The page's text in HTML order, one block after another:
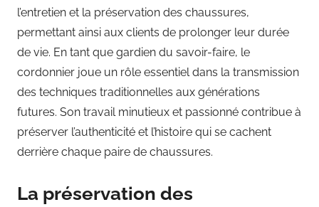
l’entretien et la préservation des chaussures,
permettant ainsi aux clients de prolonger leur durée
de vie. En tant que gardien du savoir-faire, le
cordonnier joue un rôle essentiel dans la transmission
des techniques traditionnelles aux générations
futures. Son travail minutieux et passionné contribue à
préserver l’authenticité et l’histoire qui se cachent
derrière chaque paire de chaussures.
La préservation des